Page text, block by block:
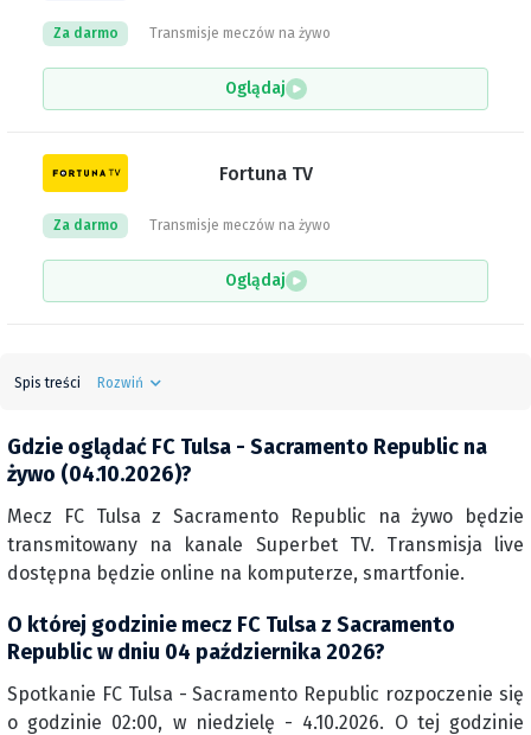
Transmisje meczów na żywo
Za darmo
Oglądaj
Fortuna TV
Transmisje meczów na żywo
Za darmo
Oglądaj
Spis treści Rozwiń
Gdzie oglądać FC Tulsa - Sacramento Republic na
żywo (04.10.2026)?
Mecz FC Tulsa z Sacramento Republic na żywo będzie
transmitowany na kanale Superbet TV. Transmisja live
dostępna będzie online na komputerze, smartfonie.
O której godzinie mecz FC Tulsa z Sacramento
Republic w dniu 04 października 2026?
Spotkanie FC Tulsa - Sacramento Republic rozpoczenie się
o godzinie 02:00, w niedzielę - 4.10.2026. O tej godzinie